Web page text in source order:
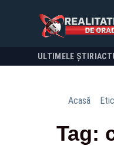
ULTIMELE ȘTIRI
Acasă
Tag: